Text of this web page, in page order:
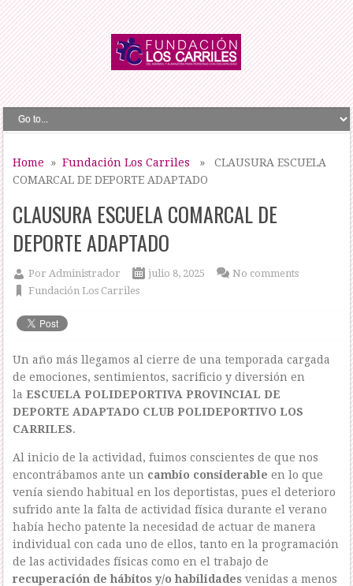
Home »Fundación Los Carriles » CLAUSURA ESCUELA
COMARCAL DE DEPORTE ADAPTADO
CLAUSURA ESCUELA COMARCAL DE
DEPORTE ADAPTADO
PorAdministrador
julio 8, 2025
Fundación Los Carriles
No comments
Un año más llegamos al cierre de una temporada cargada
de emociones, sentimientos, sacrificio y diversión en
laESCUELA POLIDEPORTIVA PROVINCIAL DE
DEPORTE ADAPTADO CLUB POLIDEPORTIVO LOS
CARRILES.
Al inicio de la actividad, fuimos conscientes de que nos
encontrábamos ante un cambio considerable en lo que
venía siendo habitual en los deportistas, pues el deterioro
sufrido ante la falta de actividad física durante el verano
había hecho patente la necesidad de actuar de manera
individual con cada uno de ellos, tanto en la programación
de las actividades físicas como en el trabajo de
recuperación de hábitos y/o habilidades venidas a menos